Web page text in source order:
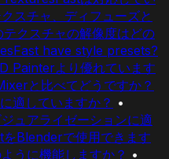
スチャ、ディフューズと
クスチャの解像度はどの
have style presets?
Painterより優れています
と比べてどうですか？
適していますか？ •
ュアライゼーションに適
Blenderで使用できます
うに機能しますか？ •